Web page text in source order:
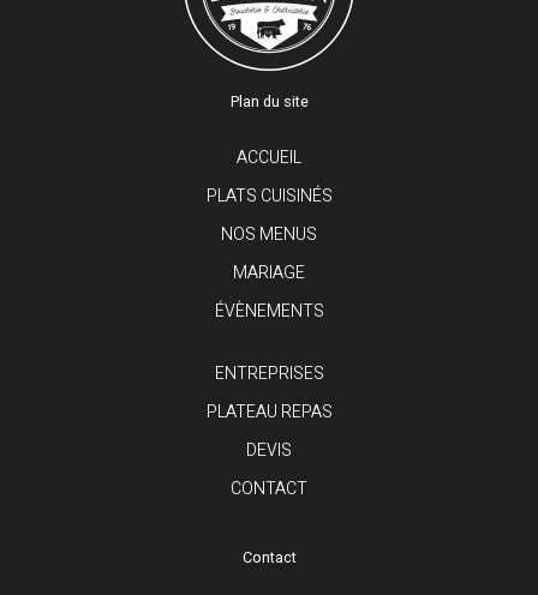
Plan du site
ACCUEIL
PLATS CUISINÉS
NOS MENUS
MARIAGE
ÉVÈNEMENTS
ENTREPRISES
PLATEAU REPAS
DEVIS
CONTACT
Contact